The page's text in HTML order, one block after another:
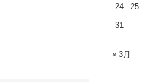
24 25
31
« 3月